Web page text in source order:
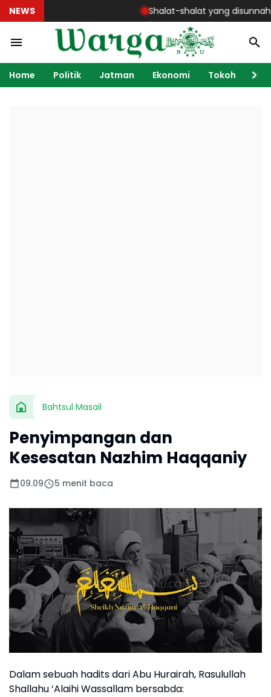
NEWS Shalat-shalat yang disunnahkan -
Home Politik Jatman Ekonomi Tokoh
Bahtsul Masail
Penyimpangan dan
Kesesatan Nazhim Haqqaniy
09.09 5 menit baca
Dalam sebuah hadits dari Abu Hurairah, Rasulullah
Shallahu ‘Alaihi Wassallam bersabda: